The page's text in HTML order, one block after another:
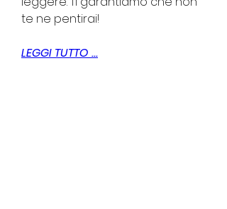
te ne pentirai!
LEGGI TUTTO ...